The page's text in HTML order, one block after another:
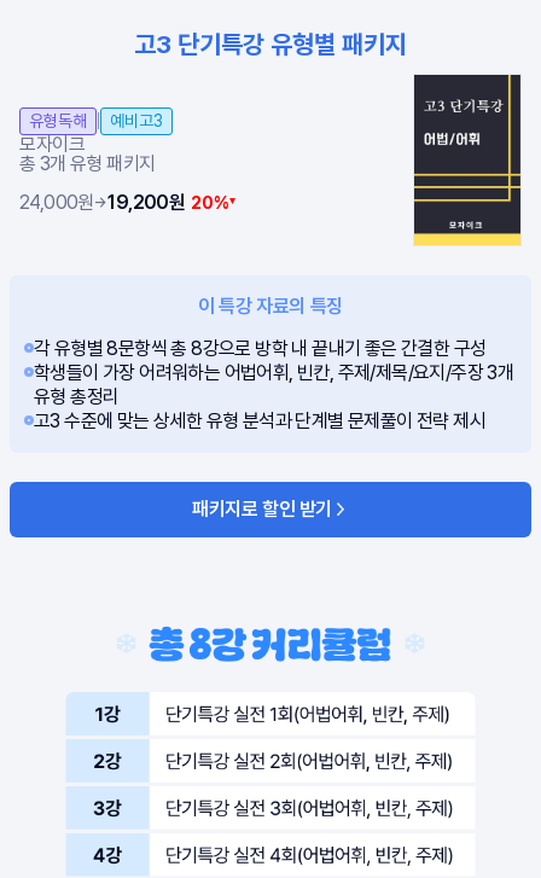
고3 단기특강 유형별 패키지
유형독해 l 예비고3
모자이크
총 3개 유형 패키지
24,000원 →19,200원 20%▴
이 특강 자료의 특징
각 유형별 8문항씩 총 8강으로 방학 내 끝내기 좋은 간결한 구성
학생들이 가장 어려워하는 어법어휘, 빈칸, 주제/제목/요지/주장 3개
유형 총정리
고3 수준에 맞는 상세한 유형 분석과 단계별 문제풀이 전략 제시
패키지로 할인 받기